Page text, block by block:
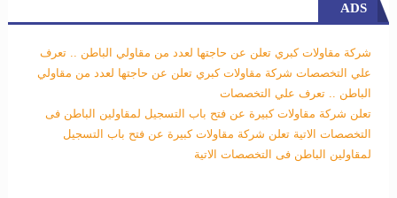
ADS
شركة مقاولات كبري تعلن عن حاجتها لعدد من مقاولي الباطن .. تعرف
علي التخصصات شركة مقاولات كبري تعلن عن حاجتها لعدد من مقاولي
الباطن .. تعرف علي التخصصات
تعلن شركة مقاولات كبيرة عن فتح باب التسجيل لمقاولين الباطن فى
التخصصات الاتية تعلن شركة مقاولات كبيرة عن فتح باب التسجيل
لمقاولين الباطن فى التخصصات الاتية